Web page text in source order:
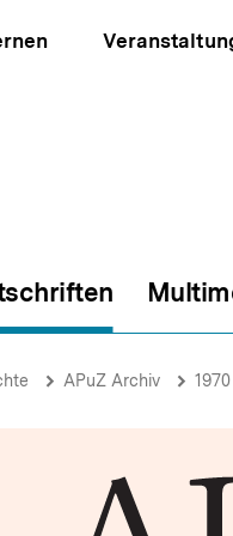
APuZ Archiv